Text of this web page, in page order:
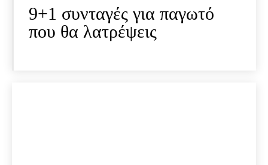
9+1 συνταγές για παγωτό
που θα λατρέψεις